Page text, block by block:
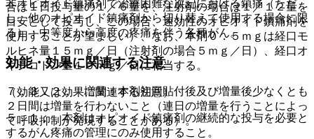
非オピオイド鎮痛剤で治療困難な次記における鎮痛（ただ
し、他のオピオイド鎮痛剤から切り替えて使用する場合に限
る）：中等度から高度の疼痛を伴う各種がん。
効能・効果に関連する注意
（効能又は効果に関連する注意）
５．１． 本剤はオピオイド鎮痛剤の継続的な投与を必要と
するがん疼痛の管理にのみ使用すること。
合は１日投与量の１／６量を、注射剤の場合は１／１２量を
目安として投与し、この場合、速効性のオピオイド鎮痛剤を
使用することが望ましい）、なお、本剤０．５ｍｇは経口モ
ルヒネ量１５ｍｇ／日（注射剤の場合５ｍｇ／日）、経口オ
キシコドン量１０ｍｇ／日に相当する。
７．３．２． 増量：本剤初回貼付後及び増量後少なくとも
２日間は増量を行わないこと（連日の増量を行うことによっ
て呼吸抑制が発現することがある）。